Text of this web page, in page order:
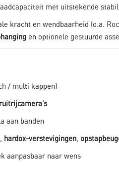
met uitstekende
kracht en wendbaarheid (o.a.
en optionele gestuurde
/ multi kappen)
aan banden
, hardox-verstevigingen,
aanpasbaar naar wens